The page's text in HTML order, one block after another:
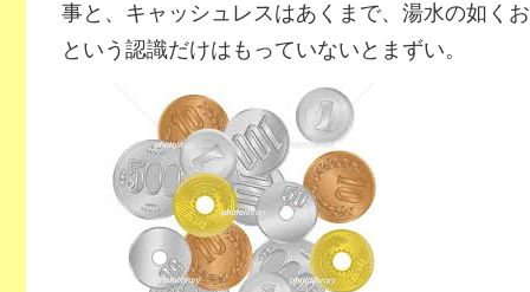
事と、キャッシュレスはあくまで、湯水の如く
という認識だけはもっていないとまずい。